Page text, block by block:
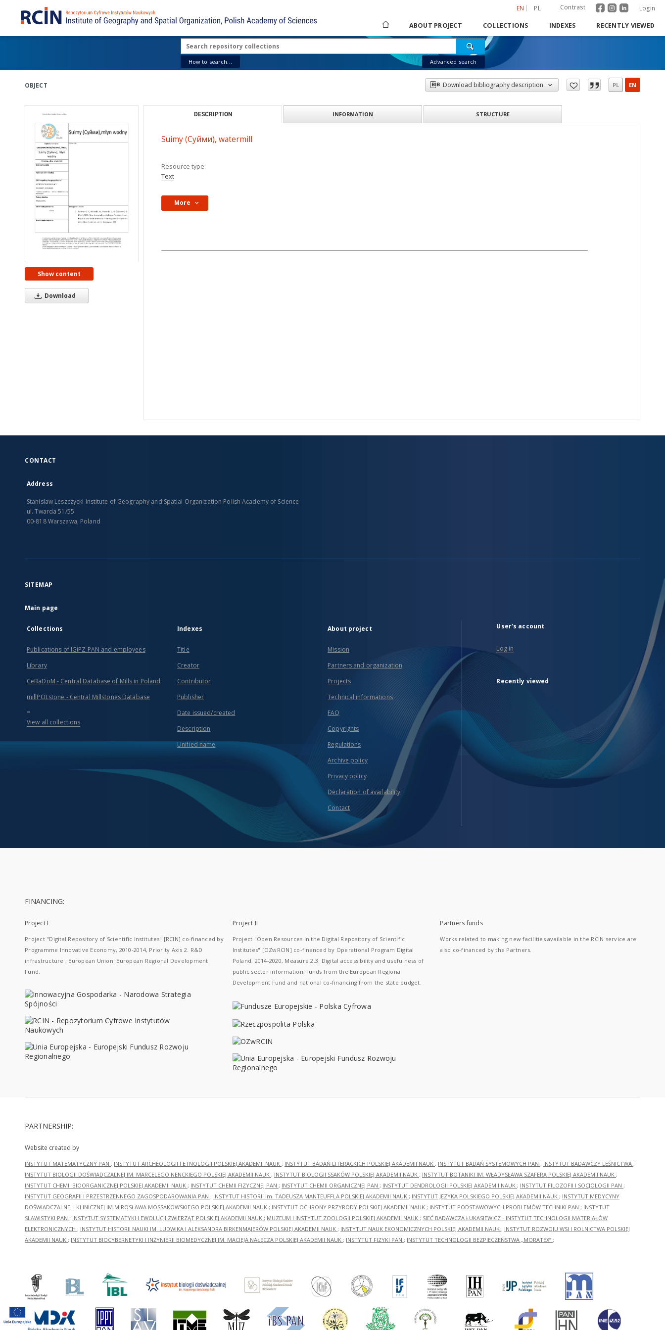
EN PL Contrast Login
ABOUT PROJECT COLLECTIONS INDEXES RECENTLY VIEWED
How to search... Advanced search
OBJECT Download bibliography description PL EN
Show content
Download
DESCRIPTION INFORMATION STRUCTURE
Suimy (Суйми), watermill
Resource type:
Text
More
CONTACT
Address
Stanislaw Leszczycki Institute of Geography and Spatial Organization Polish Academy of Science
ul. Twarda 51/55
00-818 Warszawa, Poland
SITEMAP
Main page
Collections
Publications of IGiPZ PAN and employees
Library
CeBaDoM - Central Database of Mills in Poland
millPOLstone - Central Millstones Database
...
View all collections
Indexes
Title
Creator
Contributor
Publisher
Date issued/created
Description
Unified name
About project
Mission
Partners and organization
Projects
Technical informations
FAQ
Copyrights
Regulations
Archive policy
Privacy policy
Declaration of availability
Contact
User's account
Log in
Recently viewed
FINANCING:
Project I
Project "Digital Repository of Scientific Institutes" [RCIN] co-financed by
Programme Innovative Economy, 2010-2014, Priority Axis 2. R&D
infrastructure ; European Union. European Regional Development
Fund.
Project II
Project "Open Resources in the Digital Repository of Scientific
Institutes" [OZwRCIN] co-financed by Operational Program Digital
Poland, 2014-2020, Measure 2.3: Digital accessibility and usefulness of
public sector information; funds from the European Regional
Development Fund and national co-financing from the state budget.
Partners funds
Works related to making new facilities available in the RCIN service are
also co-financed by the Partners.
PARTNERSHIP:
Website created by
INSTYTUT MATEMATYCZNY PAN ; INSTYTUT ARCHEOLOGII I ETNOLOGII POLSKIEJ AKADEMII NAUK ; INSTYTUT BADAŃ LITERACKICH POLSKIEJ AKADEMII NAUK ; INSTYTUT BADAŃ SYSTEMOWYCH PAN ; INSTYTUT BADAWCZY LEŚNICTWA ;
INSTYTUT BIOLOGII DOŚWIADCZALNEJ IM. MARCELEGO NENCKIEGO POLSKIEJ AKADEMII NAUK ; INSTYTUT BIOLOGII SSAKÓW POLSKIEJ AKADEMII NAUK ; INSTYTUT BOTANIKI IM. WŁADYSŁAWA SZAFERA POLSKIEJ AKADEMII NAUK ;
INSTYTUT CHEMII BIOORGANICZNEJ POLSKIEJ AKADEMII NAUK ; INSTYTUT CHEMII FIZYCZNEJ PAN ; INSTYTUT CHEMII ORGANICZNEJ PAN ; INSTYTUT DENDROLOGII POLSKIEJ AKADEMII NAUK ; INSTYTUT FILOZOFII I SOCJOLOGII PAN ;
INSTYTUT GEOGRAFII I PRZESTRZENNEGO ZAGOSPODAROWANIA PAN ; INSTYTUT HISTORII im. TADEUSZA MANTEUFFLA POLSKIEJ AKADEMII NAUK ; INSTYTUT JĘZYKA POLSKIEGO POLSKIEJ AKADEMII NAUK ; INSTYTUT MEDYCYNY
DOŚWIADCZALNEJ I KLINICZNEJ IM.MIROSŁAWA MOSSAKOWSKIEGO POLSKIEJ AKADEMII NAUK ; INSTYTUT OCHRONY PRZYRODY POLSKIEJ AKADEMII NAUK ; INSTYTUT PODSTAWOWYCH PROBLEMÓW TECHNIKI PAN ; INSTYTUT
SLAWISTYKI PAN ; INSTYTUT SYSTEMATYKI I EWOLUCJI ZWIERZĄT POLSKIEJ AKADEMII NAUK ; MUZEUM I INSTYTUT ZOOLOGII POLSKIEJ AKADEMII NAUK ; SIEĆ BADAWCZA ŁUKASIEWICZ - INSTYTUT TECHNOLOGII MATERIAŁÓW
ELEKTRONICZNYCH ; INSTYTUT HISTORII NAUKI IM. LUDWIKA I ALEKSANDRA BIRKENMAJERÓW POLSKIEJ AKADEMII NAUK ; INSTYTUT NAUK EKONOMICZNYCH POLSKIEJ AKADEMII NAUK ; INSTYTUT ROZWOJU WSI I ROLNICTWA POLSKIEJ
AKADEMII NAUK ; INSTYTUT BIOCYBERNETYKI I INŻYNIERII BIOMEDYCZNEJ IM. MACIEJA NAŁĘCZA POLSKIEJ AKADEMII NAUK ; INSTYTUT FIZYKI PAN ; INSTYTUT TECHNOLOGII BEZPIECZEŃSTWA „MORATEX” ;